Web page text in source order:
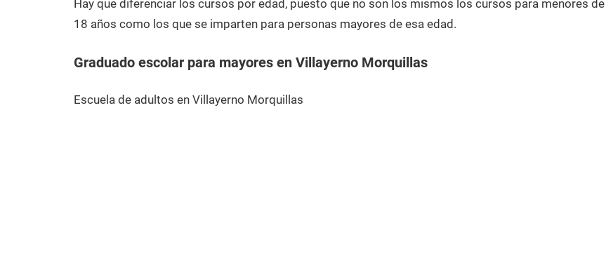
Hay que diferenciar los cursos por edad, puesto que no son los mismos los cursos para menores de
18 años como los que se imparten para personas mayores de esa edad.
Graduado escolar para mayores en Villayerno Morquillas
Escuela de adultos en Villayerno Morquillas